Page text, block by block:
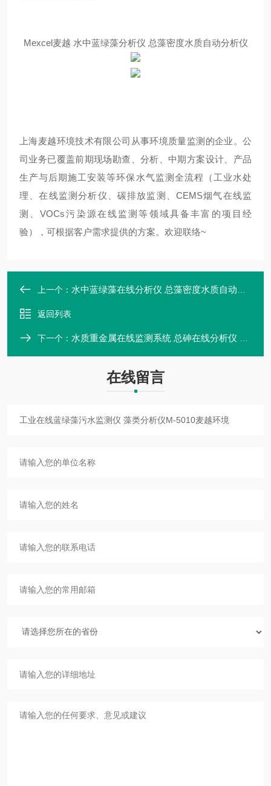
Mexcel麦越 水中蓝绿藻分析仪 总藻密度水质自动分析仪
上海麦越环境技术有限公司从事环境质量监测的企业。公
司业务已覆盖前期现场勘查、分析、中期方案设计、产品
生产与后期施工安装等环保水气监测全流程（工业水处
理、在线监测分析仪、碳排放监测、CEMS烟气在线监
测、VOCs污染源在线监测等领域具备丰富的项目经
验），可根据客户需求提供的方案。欢迎联络~
上一个： 水中蓝绿藻在线分析仪 总藻密度水质自动检测仪
返回列表
下一个： 水质重金属在线监测系统 总砷在线分析仪 工业污水监测设备
在线留言